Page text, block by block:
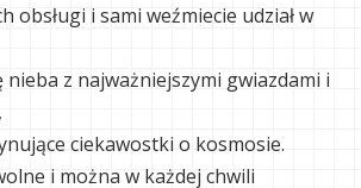
obsługi i sami weźmiecie udział w
nieba z najważniejszymi gwiazdami i
ciekawostki o kosmosie.
i można w każdej chwili